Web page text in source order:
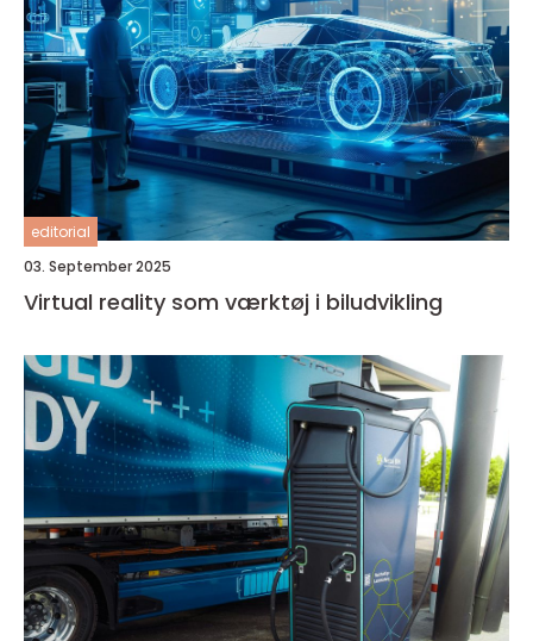
editorial
03. September 2025
Virtual reality som værktøj i biludvikling